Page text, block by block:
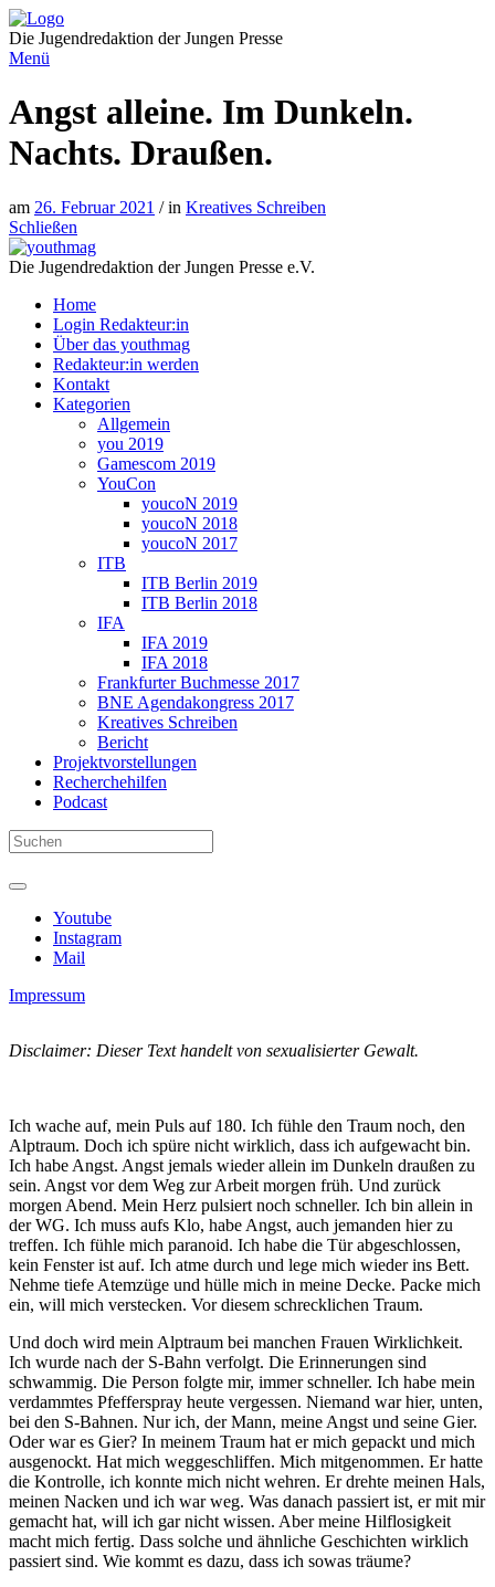
Direkt
zum
Inhalt
Die Jugendredaktion der Jungen Presse
Menü
Angst alleine. Im Dunkeln.
Nachts. Draußen.
am 26. Februar 2021 / in Kreatives Schreiben
Schließen
Die Jugendredaktion der Jungen Presse e.V.
Home
Login Redakteur:in
Über das youthmag
Redakteur:in werden
Kontakt
Kategorien
Allgemein
you 2019
Gamescom 2019
YouCon
youcoN 2019
youcoN 2018
youcoN 2017
ITB
ITB Berlin 2019
ITB Berlin 2018
IFA
IFA 2019
IFA 2018
Frankfurter Buchmesse 2017
BNE Agendakongress 2017
Kreatives Schreiben
Bericht
Projektvorstellungen
Recherchehilfen
Podcast
Youtube
Instagram
Mail
Impressum
Disclaimer: Dieser Text handelt von sexualisierter Gewalt.
Ich wache auf, mein Puls auf 180. Ich fühle den Traum noch, den
Alptraum. Doch ich spüre nicht wirklich, dass ich aufgewacht bin.
Ich habe Angst. Angst jemals wieder allein im Dunkeln draußen zu
sein. Angst vor dem Weg zur Arbeit morgen früh. Und zurück
morgen Abend. Mein Herz pulsiert noch schneller. Ich bin allein in
der WG. Ich muss aufs Klo, habe Angst, auch jemanden hier zu
treffen. Ich fühle mich paranoid. Ich habe die Tür abgeschlossen,
kein Fenster ist auf. Ich atme durch und lege mich wieder ins Bett.
Nehme tiefe Atemzüge und hülle mich in meine Decke. Packe mich
ein, will mich verstecken. Vor diesem schrecklichen Traum.
Und doch wird mein Alptraum bei manchen Frauen Wirklichkeit.
Ich wurde nach der S-Bahn verfolgt. Die Erinnerungen sind
schwammig. Die Person folgte mir, immer schneller. Ich habe mein
verdammtes Pfefferspray heute vergessen. Niemand war hier, unten,
bei den S-Bahnen. Nur ich, der Mann, meine Angst und seine Gier.
Oder war es Gier? In meinem Traum hat er mich gepackt und mich
ausgenockt. Hat mich weggeschliffen. Mich mitgenommen. Er hatte
die Kontrolle, ich konnte mich nicht wehren. Er drehte meinen Hals,
meinen Nacken und ich war weg. Was danach passiert ist, er mit mir
gemacht hat, will ich gar nicht wissen. Aber meine Hilflosigkeit
macht mich fertig. Dass solche und ähnliche Geschichten wirklich
passiert sind. Wie kommt es dazu, dass ich sowas träume?